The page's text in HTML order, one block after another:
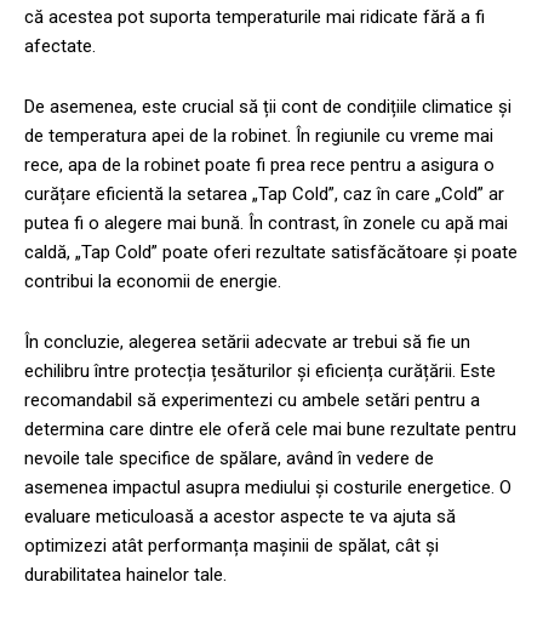
că acestea pot suporta temperaturile mai ridicate fără a fi
afectate.
De asemenea, este crucial să ții cont de condițiile climatice și
de temperatura apei de la robinet. În regiunile cu vreme mai
rece, apa de la robinet poate fi prea rece pentru a asigura o
curățare eficientă la setarea „Tap Cold”, caz în care „Cold” ar
putea fi o alegere mai bună. În contrast, în zonele cu apă mai
caldă, „Tap Cold” poate oferi rezultate satisfăcătoare și poate
contribui la economii de energie.
În concluzie, alegerea setării adecvate ar trebui să fie un
echilibru între protecția țesăturilor și eficiența curățării. Este
recomandabil să experimentezi cu ambele setări pentru a
determina care dintre ele oferă cele mai bune rezultate pentru
nevoile tale specifice de spălare, având în vedere de
asemenea impactul asupra mediului și costurile energetice. O
evaluare meticuloasă a acestor aspecte te va ajuta să
optimizezi atât performanța mașinii de spălat, cât și
durabilitatea hainelor tale.